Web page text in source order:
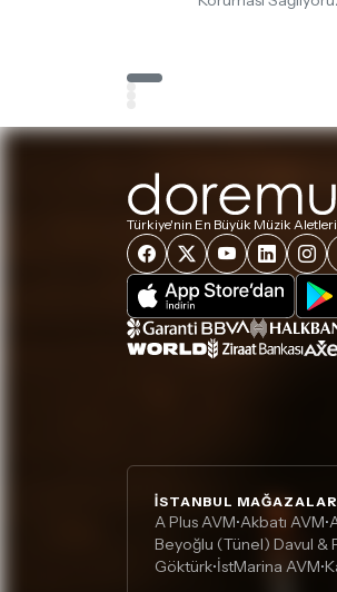
Türkiye'nin En Büyük Müzik
İSTANBUL
A Plus AVM•Akbatı AVM•
Beyoğlu (Tünel) Davul &
Göktürk•İstMarina AVM•